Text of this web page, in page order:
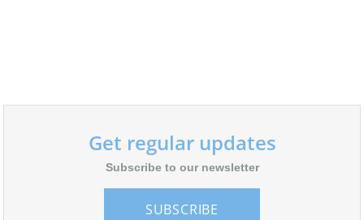
Get regular updates
Subscribe to our newsletter
SUBSCRIBE